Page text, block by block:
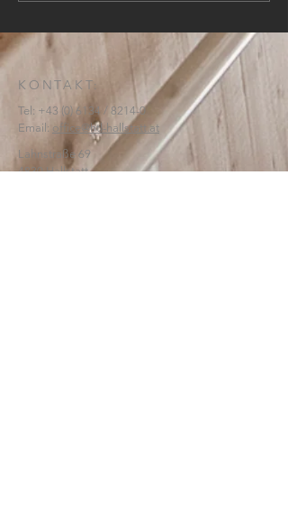
KONTAKT:
Tel: +43 (0) 6134 / 8214-0
Email: office@htl-hallstatt.at
Lahnstraße 69
4830 Hallstatt